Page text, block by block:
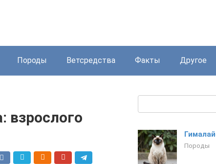
Породы Ветсредства Факты Другое
взрослого
Породы